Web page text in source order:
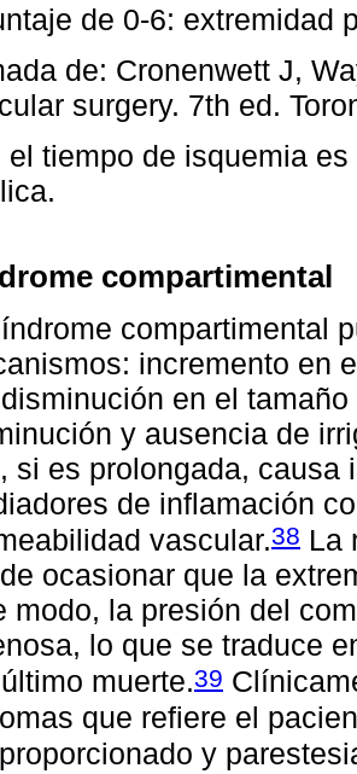
de 0-6: extremidad
de: Cronenwett J,
surgery. 7th ed.
el tiempo de isquemia
compartimental
compartimental
incremento en
en el
y ausencia de
si es prolongada,
de inflamación
vascular.38 La
ocasionar que la
modo, la presión del
lo que se traduce
muerte.39
que refiere el
y